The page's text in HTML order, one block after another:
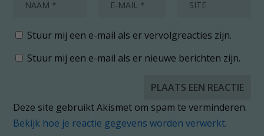
Stuur mij een e-mail als er vervolgreacties zijn.
Stuur mij een e-mail als er nieuwe berichten zijn.
Deze site gebruikt Akismet om spam te verminderen.
Bekijk hoe je reactie gegevens worden verwerkt.